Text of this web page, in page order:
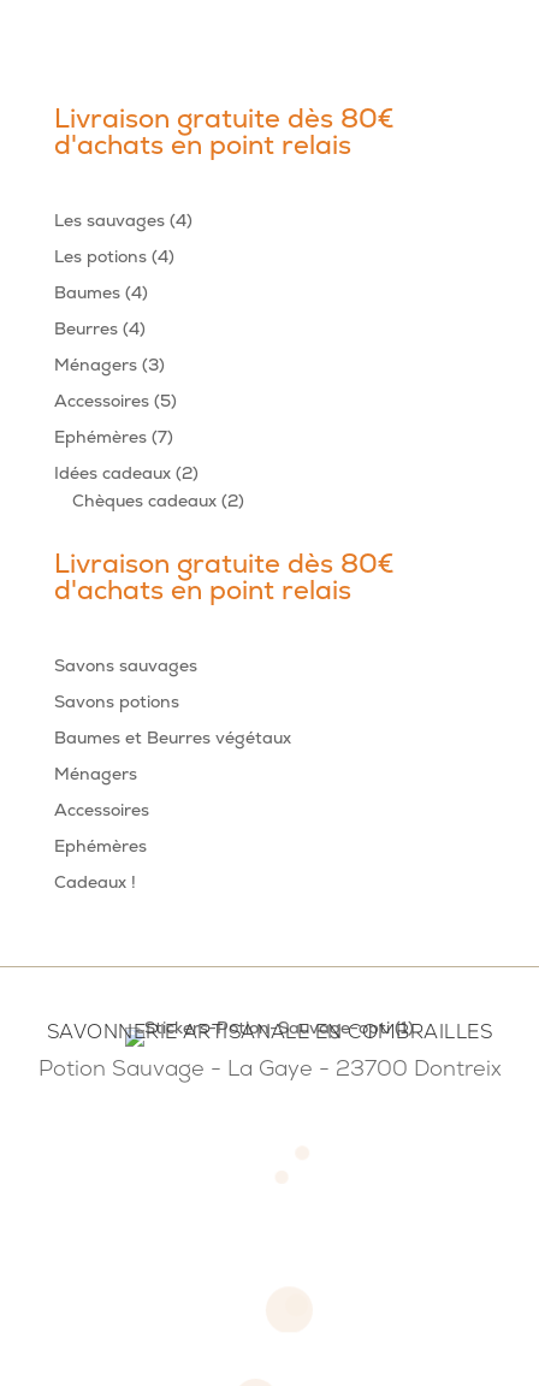
Livraison gratuite dès 80€
d'achats en point relais
Les sauvages 44
Les potions 44
Baumes 44
produits
Beurres 44
produits
Ménagers 33
produits
Accessoires 55
produits
Ephémères 77
produits
Idées cadeaux 22
produits
Chèques cadeaux 22
Livraison gratuite dès 80€
d'achats en point relais
Savons sauvages
Savons potions
Baumes et Beurres végétaux
Ménagers
Accessoires
Ephémères
Cadeaux !
SAVONNERIE ARTISANALE EN COMBRAILLES
Potion Sauvage - La Gaye - 23700 Dontreix